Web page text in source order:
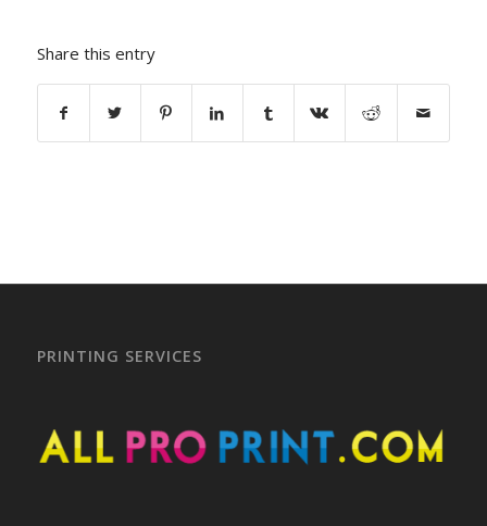
Share this entry
PRINTING SERVICES